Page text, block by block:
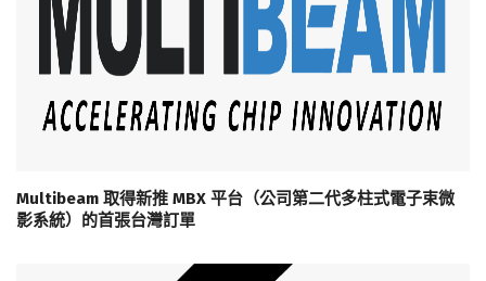
Multibeam 取得新推 MBX 平台（公司第二代多柱式電子束微
影系統）的首張台灣訂單